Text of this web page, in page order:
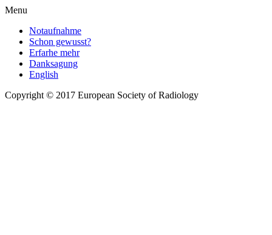
Menu
Notaufnahme
Schon gewusst?
Erfarhe mehr
Danksagung
English
Copyright © 2017 European Society of Radiology